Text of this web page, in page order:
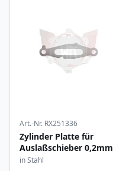
Art.-Nr. RX251336
Zylinder Platte für
Auslaßschieber 0,2mm
in Stahl